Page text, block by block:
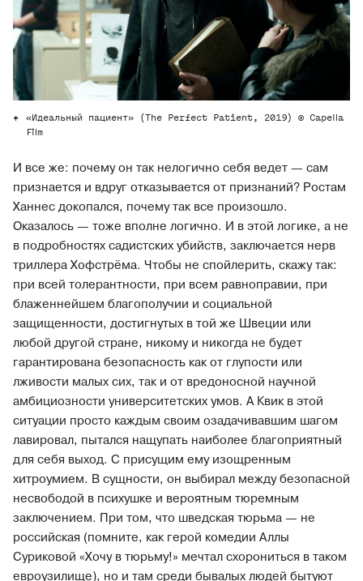
«Идеальный пациент» (The Perfect Patient, 2019) © Capella
Film
И все же: почему он так нелогично себя ведет — сам
признается и вдруг отказывается от признаний? Ростам
Ханнес докопался, почему так все произошло.
Оказалось — тоже вполне логично. И в этой логике, а не
в подробностях садистских убийств, заключается нерв
триллера Хофстрёма. Чтобы не спойлерить, скажу так:
при всей толерантности, при всем равноправии, при
блаженнейшем благополучии и социальной
защищенности, достигнутых в той же Швеции или
любой другой стране, никому и никогда не будет
гарантирована безопасность как от глупости или
лживости малых сих, так и от вредоносной научной
амбициозности университетских умов. А Квик в этой
ситуации просто каждым своим озадачивавшим шагом
лавировал, пытался нащупать наиболее благоприятный
для себя выход. С присущим ему изощренным
хитроумием. В сущности, он выбирал между безопасной
несвободой в психушке и вероятным тюремным
заключением. При том, что шведская тюрьма — не
российская (помните, как герой комедии Аллы
Суриковой «Хочу в тюрьму!» мечтал схорониться в таком
евроузилище), но и там среди бывалых людей бытуют